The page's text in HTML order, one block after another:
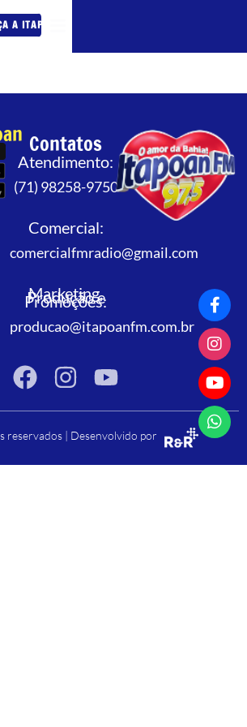
A ITAPOAN FM
Contatos
Atendimento:
(71) 98258-9750
Comercial:
comercialfmradio@gmail.com
Marketing,
Produção e
Promoções:
producao@itapoanfm.com.br
reservados | Desenvolvido por